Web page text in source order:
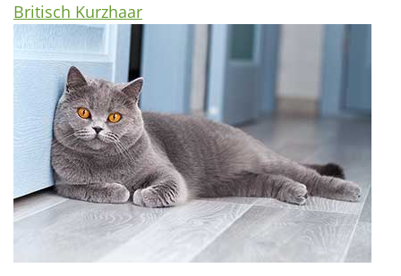
Britisch Kurzhaar